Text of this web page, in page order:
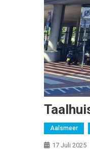
Aalsmeer
17 Juli 2025